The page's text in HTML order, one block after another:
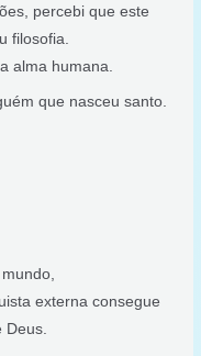
percebi que este
filosofia.
alma humana.
que nasceu santo.
externa consegue